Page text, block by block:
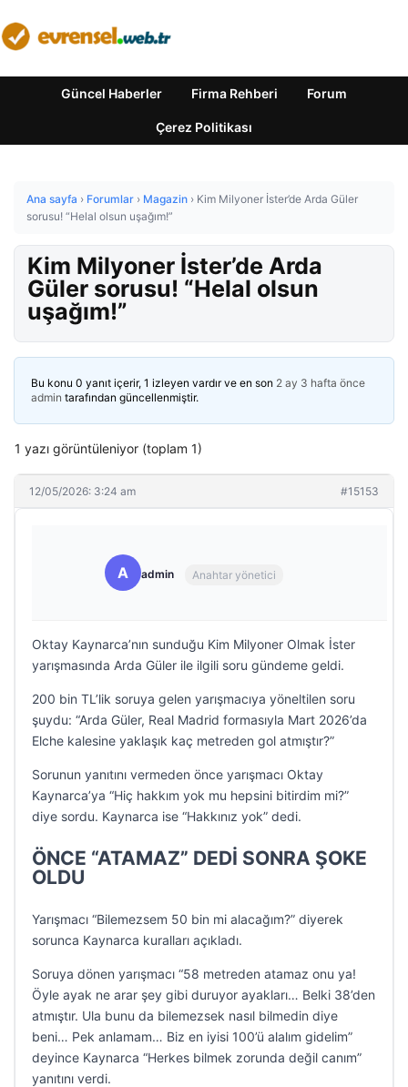
Güncel Haberler Firma Rehberi Forum
Çerez Politikası
Ana sayfa › Forumlar › Magazin › Kim Milyoner İster’de Arda Güler
sorusu! “Helal olsun uşağım!”
Kim Milyoner İster’de Arda
Güler sorusu! “Helal olsun
uşağım!”
Bu konu 0 yanıt içerir, 1 izleyen vardır ve en son 2 ay 3 hafta önce
admin tarafından güncellenmiştir.
1 yazı görüntüleniyor (toplam 1)
12/05/2026: 3:24 am #15153
A admin Anahtar yönetici
Oktay Kaynarca’nın sunduğu Kim Milyoner Olmak İster
yarışmasında Arda Güler ile ilgili soru gündeme geldi.
200 bin TL’lik soruya gelen yarışmacıya yöneltilen soru
şuydu: “Arda Güler, Real Madrid formasıyla Mart 2026’da
Elche kalesine yaklaşık kaç metreden gol atmıştır?”
Sorunun yanıtını vermeden önce yarışmacı Oktay
Kaynarca’ya “Hiç hakkım yok mu hepsini bitirdim mi?”
diye sordu. Kaynarca ise “Hakkınız yok” dedi.
ÖNCE “ATAMAZ” DEDİ SONRA ŞOKE
OLDU
Yarışmacı “Bilemezsem 50 bin mi alacağım?” diyerek
sorunca Kaynarca kuralları açıkladı.
Soruya dönen yarışmacı “58 metreden atamaz onu ya!
Öyle ayak ne arar şey gibi duruyor ayakları… Belki 38’den
atmıştır. Ula bunu da bilemezsek nasıl bilmedin diye
beni… Pek anlamam… Biz en iyisi 100’ü alalım gidelim”
deyince Kaynarca “Herkes bilmek zorunda değil canım”
yanıtını verdi.